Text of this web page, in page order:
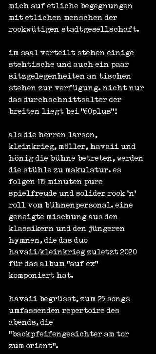
mich auf etliche begegnungen
mit etlichen menschen der
rockwütigen stadtgesellschaft.
im saal verteilt stehen einige
stehtische und auch ein paar
sitzgelegenheiten an tischen
stehen zur verfügung. nicht nur
das durchschnittsalter der
breiten liegt bei "60plus"!
als die herren larson,
kleinkrieg, möller, havaii und
hönig die bühne betreten, werden
die stühle zu makulatur. es
folgen 115 minuten pure
spielfreude und solider rock 'n'
roll vom bühnenpersonal. eine
geneigte mischung aus den
klassikern und den jüngeren
hymnen, die das duo
havaii/kleinkrieg zuletzt 2020
für das album "auf ex"
komponiert hat.
havaii begrüsst, zum 25 songs
umfassenden repertoire des
abends, die
"backpfeifengesichter am tor
zum orient".